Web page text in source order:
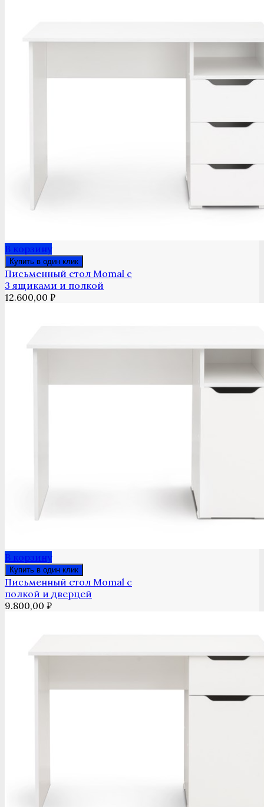
В корзину
Купить в один клик
Письменный стол Momal с
3 ящиками и полкой
12.600,00 ₽
В корзину
Купить в один клик
Письменный стол Momal с
полкой и дверцей
9.800,00 ₽